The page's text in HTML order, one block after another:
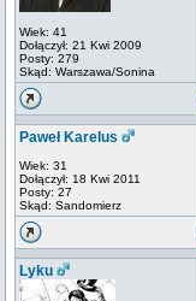
Wiek: 41
Dołączył: 21 Kwi 2009
Posty: 279
Skąd: Warszawa/Sonina
Paweł Karelus
Wiek: 31
Dołączył: 18 Kwi 2011
Posty: 27
Skąd: Sandomierz
Lyku